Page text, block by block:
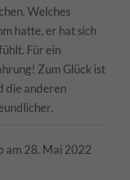
Welches
hatte, er hat sich
Für ein
Zum Glück ist
die anderen
am 28. Mai 2022